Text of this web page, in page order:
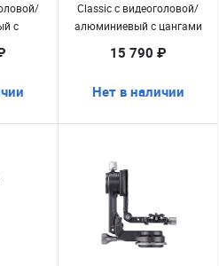
с
Classic с видеоголовой/
алюминиевый с цангами
15 790 ₽
Нет в наличии